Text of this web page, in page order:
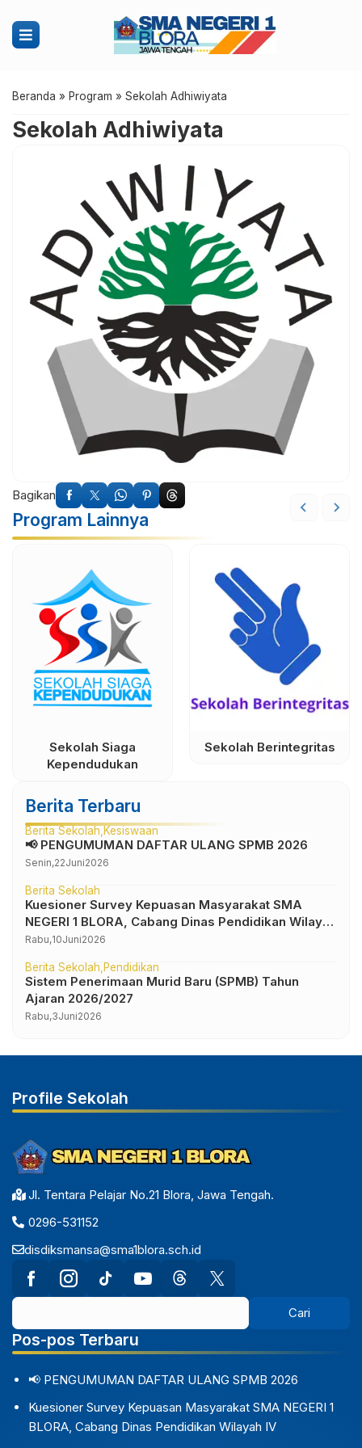
Beranda » Program » Sekolah Adhiwiyata
Sekolah Adhiwiyata
Bagikan
Program Lainnya
Sekolah Siaga
Kependudukan
Sekolah Berintegritas
Berita Terbaru
Berita Sekolah Kesiswaan
📢 PENGUMUMAN DAFTAR ULANG SPMB 2026
Senin,22Juni2026
Berita Sekolah
Kuesioner Survey Kepuasan Masyarakat SMA
NEGERI 1 BLORA, Cabang Dinas Pendidikan Wilayah
IV
Rabu,10Juni2026
Berita Sekolah Pendidikan
Sistem Penerimaan Murid Baru (SPMB) Tahun
Ajaran 2026/2027
Rabu,3Juni2026
Profile Sekolah
Jl. Tentara Pelajar No.21 Blora, Jawa Tengah.
0296-531152
disdiksmansa@sma1blora.sch.id
Pos-pos Terbaru
📢 PENGUMUMAN DAFTAR ULANG SPMB 2026
Kuesioner Survey Kepuasan Masyarakat SMA NEGERI 1
BLORA, Cabang Dinas Pendidikan Wilayah IV